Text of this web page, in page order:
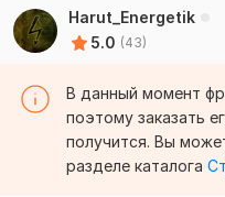
Harut_Energetik
5.0 (43)
В данный момент
поэтому заказать
получится. Вы
разделе каталога